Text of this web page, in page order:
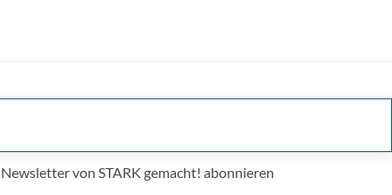
von STARK gemacht! abonnieren